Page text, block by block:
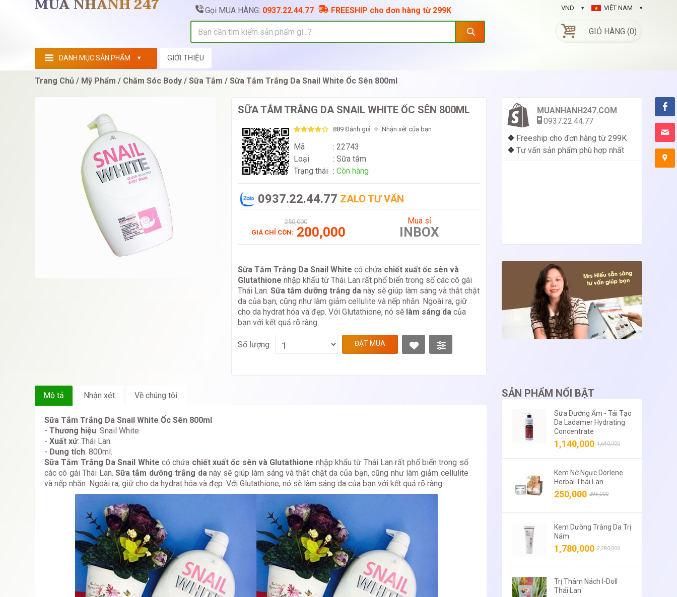
MUA NHANH 247 Gọi MUA HÀNG: 0937.22.44.77 FREESHIP cho đơn hàng từ 299K VIỆT NAM
VND
GIỎ HÀNG (0)
DANH MỤC SẢN PHẨM GIỚI THIỆU
Trang Chủ Mỹ Phẩm Chăm Sóc Body Sữa Tắm Sữa Tắm Trắng Da Snail White Ốc Sên 800ml
SỮA TẮM TRẮNG DA SNAIL WHITE ỐC SÊN 800ML
889 Đánh giá Nhận xét của bạn
Mã
: 22743
Loại
: Sữa tắm
Trạng thái : Còn hàng
0937.22.44.77 ZALO TƯ VẤN
250,000
GIÁ CHỈ CÒN: 200,000
Mua sỉ
INBOX
Sữa Tắm Trắng Da Snail White có chứa chiết xuất ốc sên và
Glutathione nhập khẩu từ Thái Lan rất phổ biến trong số các cô gái
Thái Lan. Sữa tắm dưỡng trắng da này sẽ giúp làm sáng và thắt chặt
da của bạn, cũng như làm giảm cellulite và nếp nhăn. Ngoài ra, giữ
cho da hydrat hóa và đẹp. Với Glutathione, nó sẽ làm sáng da của
bạn với kết quả rõ ràng.
Số lượng: ĐẶT MUA
MUANHANH247.COM
0937.22.44.77
❖ Freeship cho đơn hàng từ 299K
❖ Tư vấn sản phẩm phù hợp nhất
Mô tả Nhận xét Về chúng tôi
Sữa Tắm Trắng Da Snail White Ốc Sên 800ml
- Thương hiệu: Snail White.
- Xuất xứ: Thái Lan.
- Dung tích: 800ml.
Sữa Tắm Trắng Da Snail White có chứa chiết xuất ốc sên và Glutathione nhập khẩu từ Thái Lan rất phổ biến trong số
các cô gái Thái Lan. Sữa tắm dưỡng trắng danày sẽ giúp làm sáng và thắt chặt da của bạn, cũng như làm giảm cellulite
và nếp nhăn. Ngoài ra, giữ cho da hydrat hóa và đẹp. Với Glutathione, nó sẽ làm sáng da của bạn với kết quả rõ ràng.
SẢN PHẨM NỔI BẬT
Sữa Dưỡng Ẩm - Tái Tạo
Da Ladamer Hydrating
Concentrate
1,140,000 1,640,000
Kem Nở Ngực Dorlene
Herbal Thái Lan
250,000 295,000
Kem Dưỡng Trắng Da Trị
Nám
1,780,000 2,280,000
Trị Thâm Nách I-Doll
Thái Lan